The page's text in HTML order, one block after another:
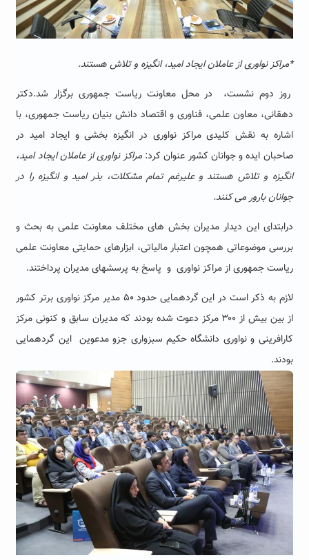
*مراکز نواوری از عاملان ایجاد امید، انگیزه و تلاش هستند.
روز دوم نشست، در محل معاونت ریاست جمهوری برگزار شد.دکتر
دهقانی، معاون علمی، فناوری و اقتصاد دانش بنیان ریاست جمهوری، با
اشاره به نقش کلیدی مراکز نواوری در انگیزه بخشی و ایجاد امید در
صاحبان ایده و جوانان کشور عنوان کرد:مراکز نواوری از عاملان ایجاد امید،
انگیزه و تلاش هستند و علیرغم تمام مشکلات، بذر امید و انگیزه را در
جوانان بارور می کنند.
درابتدای این دیدار مدیران بخش های مختلف معاونت علمی به بحث و
بررسی موضوعاتی همچون اعتبار مالیاتی، ابزارهای حمایتی معاونت علمی
ریاست جمهوری از مراکز نواوری و پاسخ به پرسشهای مدیران پرداختند.
لازم به ذکر است در این گردهمایی حدود ۵۰ مدیر مرکز نواوری برتر کشور
از بین بیش از ۳۰۰ مرکز دعوت شده بودند که مدیران سابق و کنونی مرکز
کارافرینی و نواوری دانشگاه حکیم سبزواری جزو مدعوین این گردهمایی
بودند.